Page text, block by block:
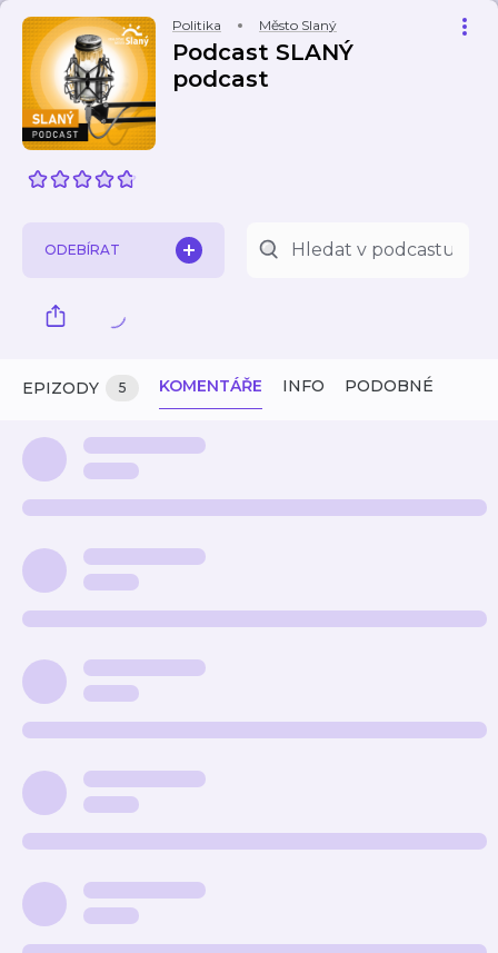
Politika Město Slaný
Podcast SLANÝ
podcast
ODEBÍRAT
EPIZODY 5 KOMENTÁŘE INFO PODOBNÉ